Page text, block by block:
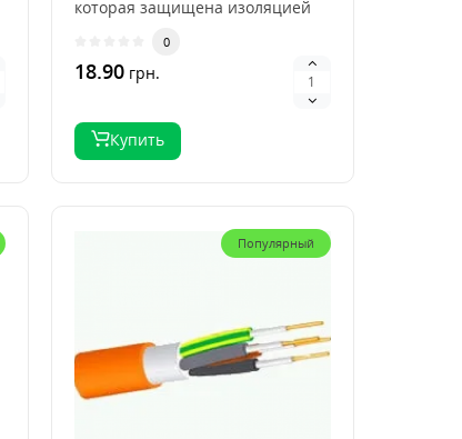
которая защищена изоляцией
0
18.90 грн.
Купить
Популярный